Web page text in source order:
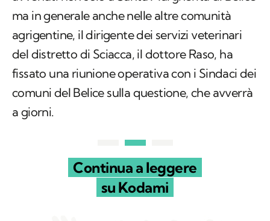
ma in generale anche nelle altre comunità
agrigentine, il dirigente dei servizi veterinari
del distretto di Sciacca, il dottore Raso, ha
fissato una riunione operativa con i Sindaci dei
comuni del Belice sulla questione, che avverrà
a giorni.
Continua a leggere
su Kodami